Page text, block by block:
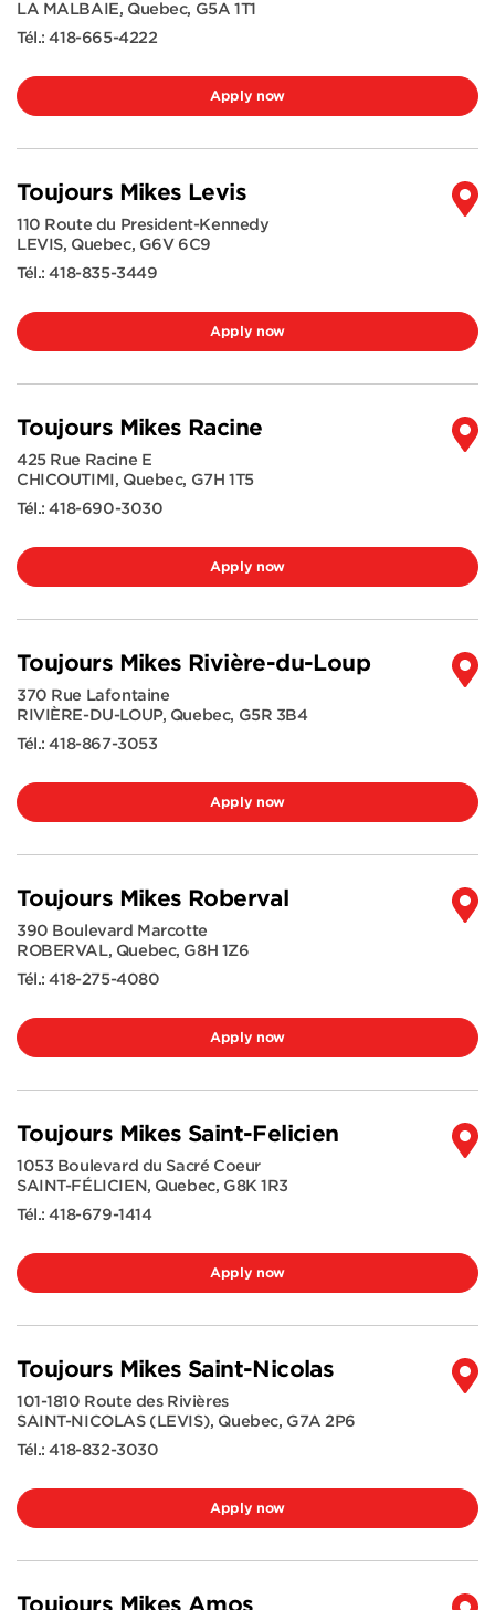
LA MALBAIE, Quebec, G5A 1T1
Tél.:418-665-4222
Apply now
Toujours Mikes Levis
110 Route du President-Kennedy
LEVIS, Quebec, G6V 6C9
Tél.:418-835-3449
Apply now
Toujours Mikes Racine
425 Rue Racine E
CHICOUTIMI, Quebec, G7H 1T5
Tél.:418-690-3030
Apply now
Toujours Mikes Rivière-du-Loup
370 Rue Lafontaine
RIVIÈRE-DU-LOUP, Quebec, G5R 3B4
Tél.:418-867-3053
Apply now
Toujours Mikes Roberval
390 Boulevard Marcotte
ROBERVAL, Quebec, G8H 1Z6
Tél.:418-275-4080
Apply now
Toujours Mikes Saint-Felicien
1053 Boulevard du Sacré Coeur
SAINT-FÉLICIEN, Quebec, G8K 1R3
Tél.:418-679-1414
Apply now
Toujours Mikes Saint-Nicolas
101-1810 Route des Rivières
SAINT-NICOLAS (LEVIS), Quebec, G7A 2P6
Tél.:418-832-3030
Apply now
Toujours Mikes Amos